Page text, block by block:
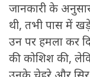
जानकारी के
थी, तभी पास में
उन पर हमला कर
की कोशिश की,